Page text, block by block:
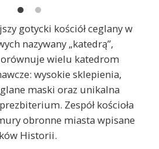
gotycki kościół ceglany w
nazywany „katedrą”,
wielu katedrom
wysokie sklepienia,
maski oraz unikalna
Zespół kościoła
obronne miasta wpisane
Historii.